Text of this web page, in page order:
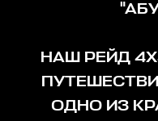
НАШ РЕЙД
ОДНО ИЗ